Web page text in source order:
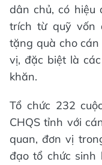
dân chủ, có hiệu
trích từ quỹ vốn
tặng quà cho
vị, đặc biệt là
khăn.
Tổ chức 232
CHQS tỉnh với
quan, đơn vị
đạo tổ chức sinh